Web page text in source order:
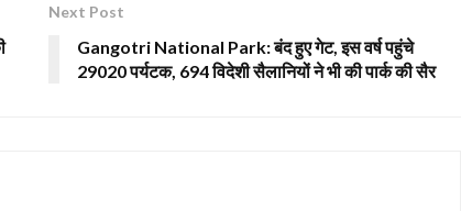
Next Post
Gangotri National Park: बंद हुए गेट, इस वर्ष पहुंचे
29020 पर्यटक, 694 विदेशी सैलानियों ने भी की पार्क की सैर